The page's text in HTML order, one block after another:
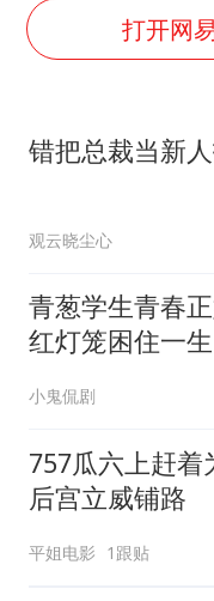
打开网
错把总裁当新
观云晓尘心
青葱学生青春
红灯笼困住一
小鬼侃剧
757瓜六上赶着
后宫立威铺路
平姐电影 1跟贴